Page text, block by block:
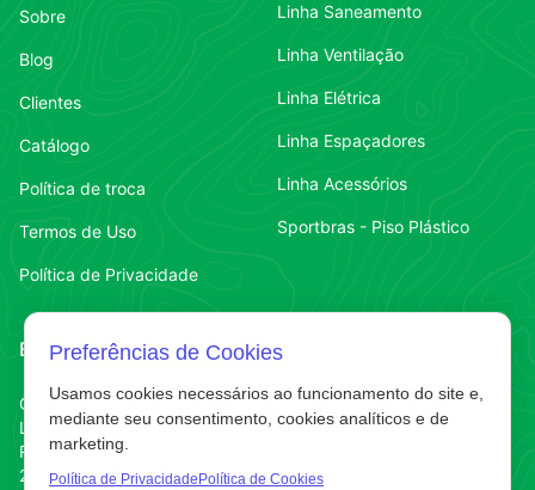
Sobre
Blog
Clientes
Catálogo
Política de troca
Termos de Uso
Política de Privacidade
Linha Saneamento
Linha Ventilação
Linha Elétrica
Linha Espaçadores
Linha Acessórios
Sportbras - Piso Plástico
Endereço
Chapecó-SC
Líder
R. Abelardo Luz
220 E
Contato
(49) 3323-7484Contato
Preferências de Cookies
Usamos cookies necessários ao funcionamento do site e,
mediante seu consentimento, cookies analíticos e de
marketing.
Política de Privacidade Política de Cookies